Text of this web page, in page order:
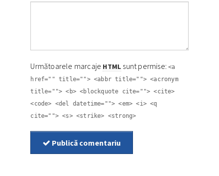
Următoarele marcaje HTML sunt permise:<a
href="" title=""> <abbr title=""> <acronym
title=""> <b> <blockquote cite=""> <cite>
<code> <del datetime=""> <em> <i> <q
cite=""> <s> <strike> <strong>
Publică comentariu